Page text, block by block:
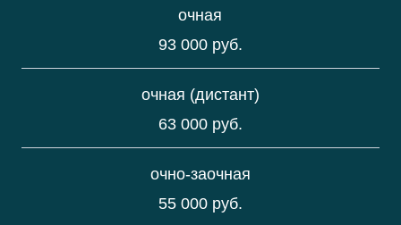
очная
очная (дистант)
очно-заочная
93 000 руб.
63 000 руб.
55 000 руб.